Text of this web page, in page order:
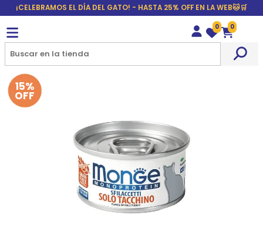
¡CELEBRAMOS EL DÍA DEL GATO! - HASTA 25% OFF EN LA WEB🐱🛒
Wishlist
0
Carrito
0
15%
OFF